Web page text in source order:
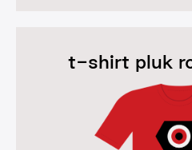
t-shirt pluk